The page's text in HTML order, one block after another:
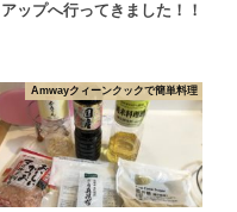
ップへ行ってきました！！
Amwayクィーンクックで簡単料理